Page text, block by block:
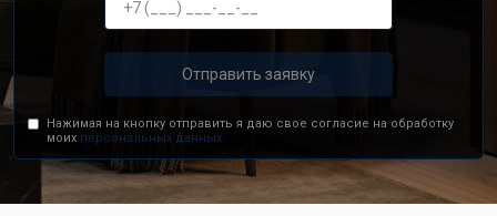
Отправить заявку
Нажимая на кнопку отправить я даю свое согласие на обработку
моих персональных данных.